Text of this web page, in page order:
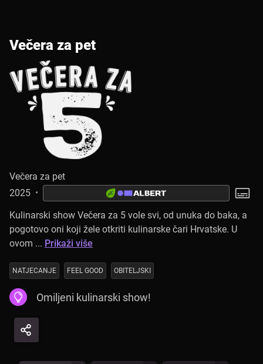
Večera za pet
Večera za pet
2025 •
Kulinarski show Večera za 5 vole svi, od unuka do baka, a
pogotovo oni koji žele otkriti kulinarske čari Hrvatske. U
ovom ... Prikaži više
NATJECANJE FEEL GOOD OBITELJSKI
Omiljeni kulinarski show!